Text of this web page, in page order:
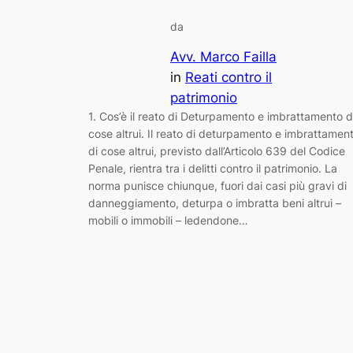
da
Avv. Marco Failla
in Reati contro il
patrimonio
1. Cos’è il reato di Deturpamento e imbrattamento
cose altrui. Il reato di deturpamento e
di cose altrui, previsto dall’Articolo 639 del Codice
Penale, rientra tra i delitti contro il patrimonio. La
norma punisce chiunque, fuori dai casi più gravi di
danneggiamento, deturpa o imbratta beni altrui –
mobili o immobili – ledendone…